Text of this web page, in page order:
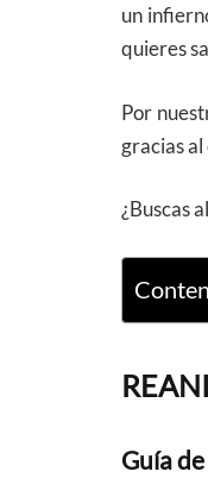
un
quieres
Por
gracias
¿Buscas
Guía